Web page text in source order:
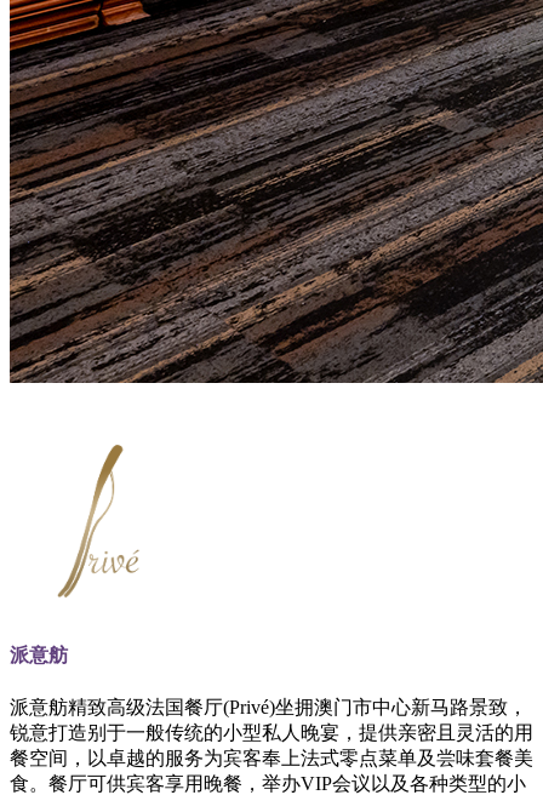
派意舫
派意舫精致高级法国餐厅(Privé)坐拥澳门市中心新马路景致，
锐意打造别于一般传统的小型私人晚宴，提供亲密且灵活的用
餐空间，以卓越的服务为宾客奉上法式零点菜单及尝味套餐美
食。餐厅可供宾客享用晚餐，举办VIP会议以及各种类型的小